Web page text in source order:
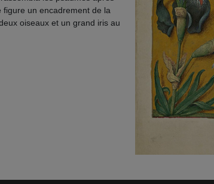
un encadrement de la
oiseaux et un grand iris au